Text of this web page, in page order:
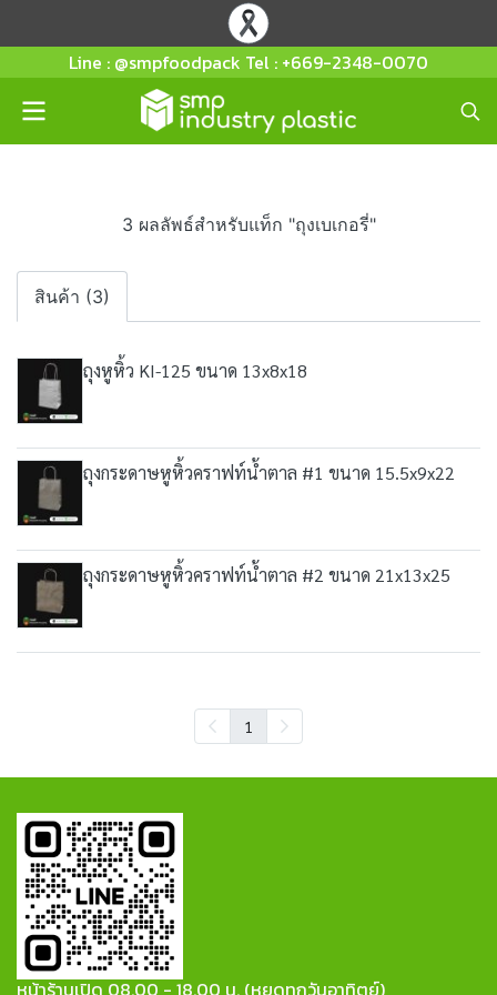
Line : @smpfoodpack Tel : +669-2348-0070
3 ผลลัพธ์สำหรับแท็ก "ถุงเบเกอรี่"
สินค้า (3)
ถุงหูหิ้ว KI-125 ขนาด 13x8x18
ถุงกระดาษหูหิ้วคราฟท์น้ำตาล #1 ขนาด 15.5x9x22
ถุงกระดาษหูหิ้วคราฟท์น้ำตาล #2 ขนาด 21x13x25
1
หน้าร้านเปิด 08.00 - 18.00 น. (หยุดทุกวันอาทิตย์)